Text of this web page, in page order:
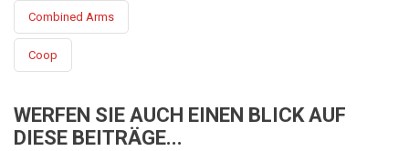
Combined Arms
Coop
WERFEN SIE AUCH EINEN BLICK AUF
DIESE BEITRÄGE...